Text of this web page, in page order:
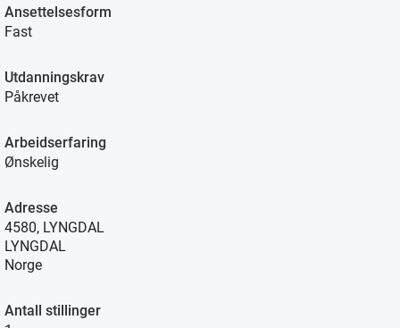
Ansettelsesform
Fast
Utdanningskrav
Påkrevet
Arbeidserfaring
Ønskelig
Adresse
4580, LYNGDAL
LYNGDAL
Norge
Antall stillinger